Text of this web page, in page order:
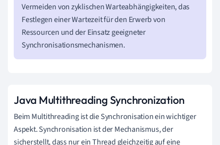
Vermeiden von zyklischen Warteabhängigkeiten, das
Festlegen einer Wartezeit für den Erwerb von
Ressourcen und der Einsatz geeigneter
Synchronisationsmechanismen.
Java Multithreading Synchronization
Beim Multithreading ist die Synchronisation ein wichtiger
Aspekt. Synchronisation ist der Mechanismus, der
sicherstellt, dass nur ein Thread gleichzeitig auf eine